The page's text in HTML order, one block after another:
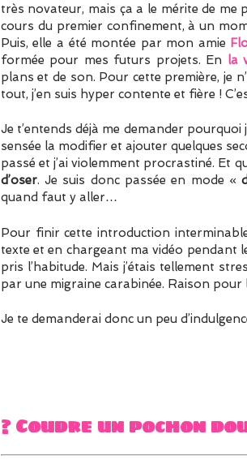
très novateur, mais ça a le mérite de me
cours du premier confinement, à un
Puis, elle a été montée par mon amie
formée pour mes futurs projets. En la
plans et de son. Pour cette première, je
tout, j’en suis hyper contente et fière !
Je t’entends déjà me demander
sensée la modifier et ajouter quelques
passé et j’ai violemment procrastiné. Et
d’oser. Je suis donc passée en mode «
quand faut y aller…
Pour finir cette introduction
texte et en chargeant ma vidéo pendant
pris l’habitude. Mais j’étais tellement
par une migraine carabinée. Raison
Je te demanderai donc un peu
? Coudre un pochon